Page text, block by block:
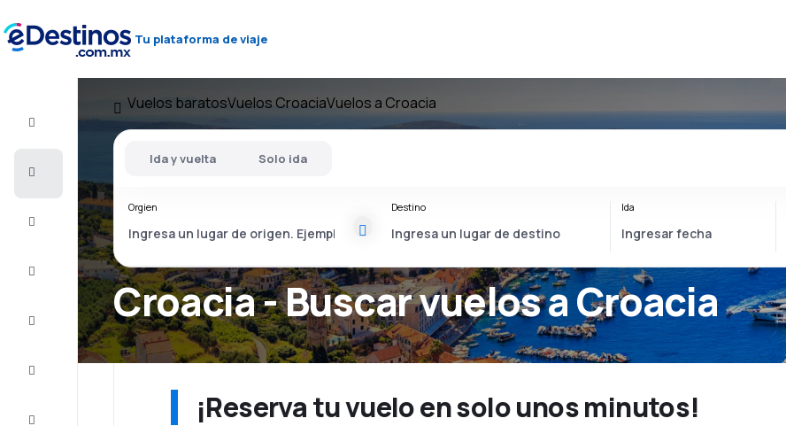
Tu plataforma de viaje
Vuelo+Hotel
baratos
Alojamientos
Completa
Vuelos baratosVuelos CroaciaVuelos a Croacia
Croacia - Buscar vuelos a Croacia
Ida y vuelta Solo ida
Orgien Destino Ida
¡Reserva tu vuelo en solo unos minutos!